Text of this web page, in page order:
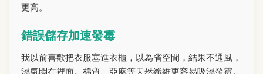
更高。
錯誤儲存加速發霉
我以前喜歡把衣服塞進衣櫃，以為省空間，結果不通風，
濕氣悶在裡面。棉質、亞麻等天然纖維更容易吸濕發霉。